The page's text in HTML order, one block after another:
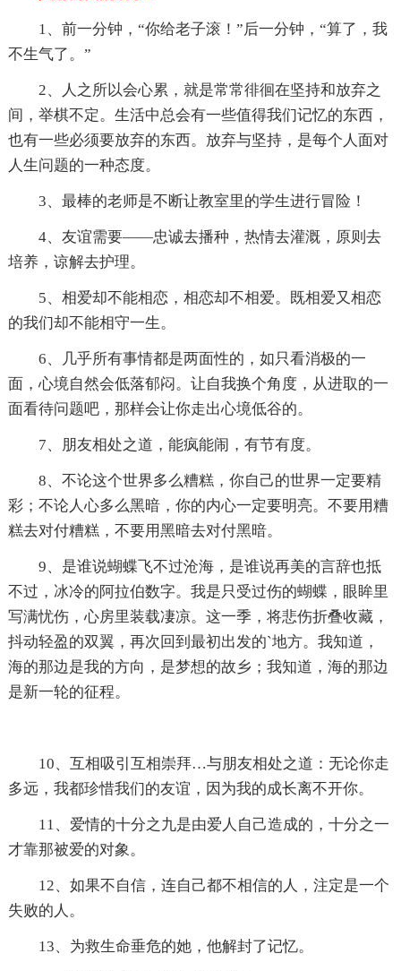
1、前一分钟，“你给老子滚！”后一分钟，“算了，我
不生气了。”
2、人之所以会心累，就是常常徘徊在坚持和放弃之
间，举棋不定。生活中总会有一些值得我们记忆的东西，
也有一些必须要放弃的东西。放弃与坚持，是每个人面对
人生问题的一种态度。
3、最棒的老师是不断让教室里的学生进行冒险！
4、友谊需要——忠诚去播种，热情去灌溉，原则去
培养，谅解去护理。
5、相爱却不能相恋，相恋却不相爱。既相爱又相恋
的我们却不能相守一生。
6、几乎所有事情都是两面性的，如只看消极的一
面，心境自然会低落郁闷。让自我换个角度，从进取的一
面看待问题吧，那样会让你走出心境低谷的。
7、朋友相处之道，能疯能闹，有节有度。
8、不论这个世界多么糟糕，你自己的世界一定要精
彩；不论人心多么黑暗，你的内心一定要明亮。不要用糟
糕去对付糟糕，不要用黑暗去对付黑暗。
9、是谁说蝴蝶飞不过沧海，是谁说再美的言辞也抵
不过，冰冷的阿拉伯数字。我是只受过伤的蝴蝶，眼眸里
写满忧伤，心房里装载凄凉。这一季，将悲伤折叠收藏，
抖动轻盈的双翼，再次回到最初出发的`地方。我知道，
海的那边是我的方向，是梦想的故乡；我知道，海的那边
是新一轮的征程。
10、互相吸引互相崇拜…与朋友相处之道：无论你走
多远，我都珍惜我们的友谊，因为我的成长离不开你。
11、爱情的十分之九是由爱人自己造成的，十分之一
才靠那被爱的对象。
12、如果不自信，连自己都不相信的人，注定是一个
失败的人。
13、为救生命垂危的她，他解封了记忆。